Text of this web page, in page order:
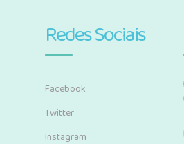
Redes Sociais
Facebook
Twitter
Instagram